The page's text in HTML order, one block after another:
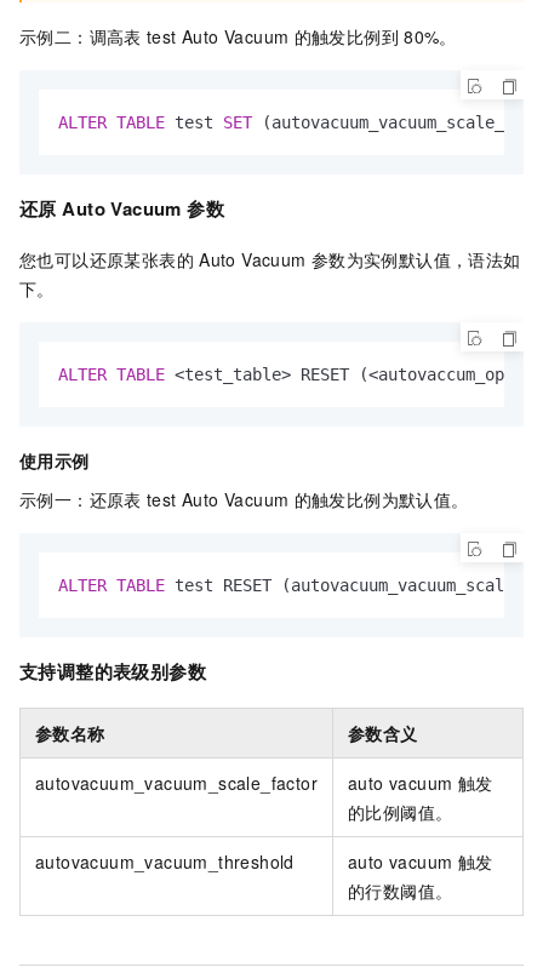
示例二：调高表 test Auto Vacuum 的触发比例到 80%。
ALTER TABLE test SET
还原 Auto Vacuum 参数
您也可以还原某张表的 Auto Vacuum 参数为实例默认值，语法如
下。
ALTER TABLE <test_table> RESET (<
使用示例
示例一：还原表 test Auto Vacuum 的触发比例为默认值。
ALTER TABLE test RESET
支持调整的表级别参数
参数名称 参数含义
autovacuum_vacuum_scale_factor auto vacuum 触发
的比例阈值。
autovacuum_vacuum_threshold auto vacuum 触发
的行数阈值。